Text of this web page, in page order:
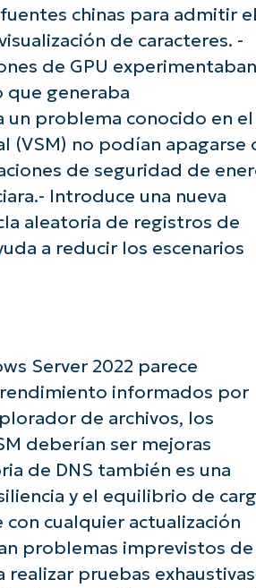
chinas para admitir
de caracteres. -
de GPU experimentaban
que generaba
un problema conocido en el
(VSM) no podían apagarse
de seguridad de
Introduce una nueva
aleatoria de registros de
a reducir los escenarios
Server 2022 parece
informados por
de archivos, los
deberían ser mejoras
de DNS también es una
y el equilibrio de
cualquier actualización
problemas imprevistos de
pruebas exhaustivas
de KB basados en IA de
First
and
last
name*
Business
País
Company
name*